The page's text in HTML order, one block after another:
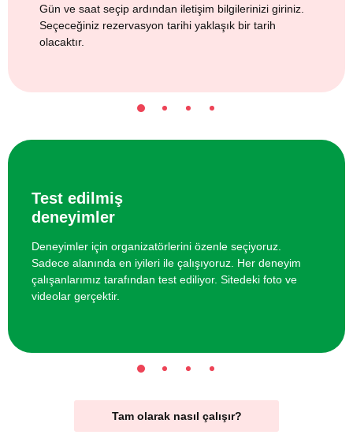
Gün ve saat seçip ardından iletişim bilgilerinizi giriniz.
Seçeceğiniz rezervasyon tarihi yaklaşık bir tarih
olacaktır.
Test edilmiş
deneyimler
Deneyimler için organizatörlerini özenle seçiyoruz.
Sadece alanında en iyileri ile çalışıyoruz. Her deneyim
çalışanlarımız tarafından test ediliyor. Sitedeki foto ve
videolar gerçektir.
Tam olarak nasıl çalışır?